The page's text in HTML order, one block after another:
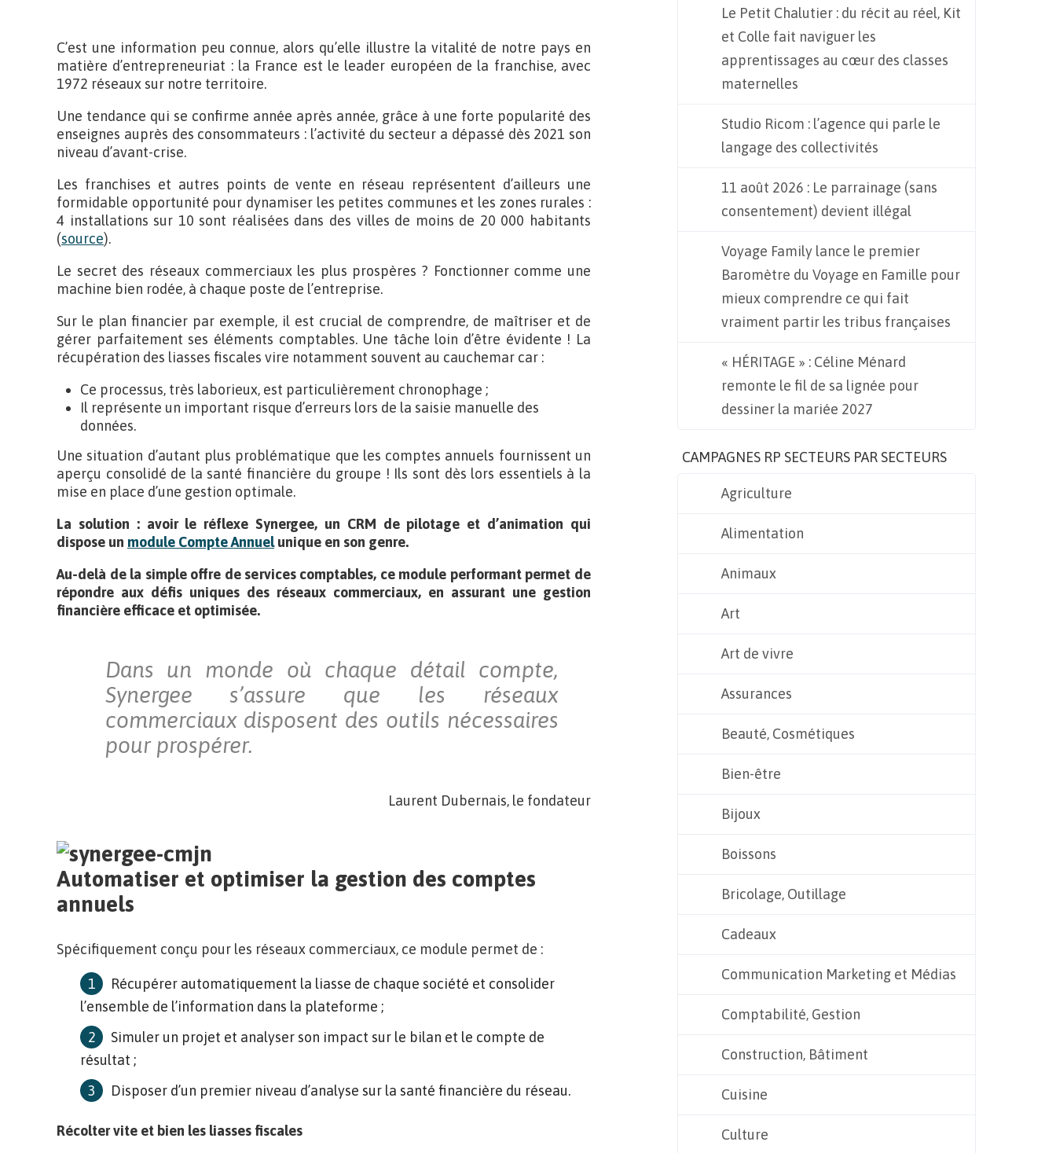
C’est une information peu connue, alors qu’elle illustre la vitalité de notre pays en
matière d’entrepreneuriat : la France est le leader européen de la franchise, avec
1972 réseaux sur notre territoire.
Une tendance qui se confirme année après année, grâce à une forte popularité des
enseignes auprès des consommateurs : l’activité du secteur a dépassé dès 2021 son
niveau d’avant-crise.
Les franchises et autres points de vente en réseau représentent d’ailleurs une
formidable opportunité pour dynamiser les petites communes et les zones rurales :
4 installations sur 10 sont réalisées dans des villes de moins de 20 000 habitants
(source).
Le secret des réseaux commerciaux les plus prospères ? Fonctionner comme une
machine bien rodée, à chaque poste de l’entreprise.
Sur le plan financier par exemple, il est crucial de comprendre, de maîtriser et de
gérer parfaitement ses éléments comptables. Une tâche loin d’être évidente ! La
récupération des liasses fiscales vire notamment souvent au cauchemar car :
Ce processus, très laborieux, est particulièrement chronophage ;
Il représente un important risque d’erreurs lors de la saisie manuelle des
données.
Une situation d’autant plus problématique que les comptes annuels fournissent un
aperçu consolidé de la santé financière du groupe ! Ils sont dès lors essentiels à la
mise en place d’une gestion optimale.
La solution : avoir le réflexe Synergee, un CRM de pilotage et d’animation qui
dispose un module Compte Annuelunique en son genre.
Au-delà de la simple offre de services comptables, ce module performant permet de
répondre aux défis uniques des réseaux commerciaux, en assurant une gestion
financière efficace et optimisée.
Dans un monde où chaque détail compte,
Synergee s’assure que les réseaux
commerciaux disposent des outils nécessaires
pour prospérer.
Laurent Dubernais, le fondateur
Automatiser et optimiser la gestion des comptes
annuels
Spécifiquement conçu pour les réseaux commerciaux, ce module permet de :
Récupérer automatiquement la liasse de chaque société et consolider
l’ensemble de l’information dans la plateforme ;
Simuler un projet et analyser son impact sur le bilan et le compte de
résultat ;
Disposer d’un premier niveau d’analyse sur la santé financière du réseau.
Récolter vite et bien les liasses fiscales
Le Petit Chalutier : du récit au réel, Kit
et Colle fait naviguer les
apprentissages au cœur des classes
maternelles
Studio Ricom : l’agence qui parle le
langage des collectivités
11 août 2026 : Le parrainage (sans
consentement) devient illégal
Voyage Family lance le premier
Baromètre du Voyage en Famille pour
mieux comprendre ce qui fait
vraiment partir les tribus françaises
« HÉRITAGE » : Céline Ménard
remonte le fil de sa lignée pour
dessiner la mariée 2027
CAMPAGNES RP SECTEURS PAR SECTEURS
Agriculture
Alimentation
Animaux
Art
Art de vivre
Assurances
Beauté, Cosmétiques
Bien-être
Bijoux
Boissons
Bricolage, Outillage
Cadeaux
Communication Marketing et Médias
Comptabilité, Gestion
Construction, Bâtiment
Cuisine
Culture